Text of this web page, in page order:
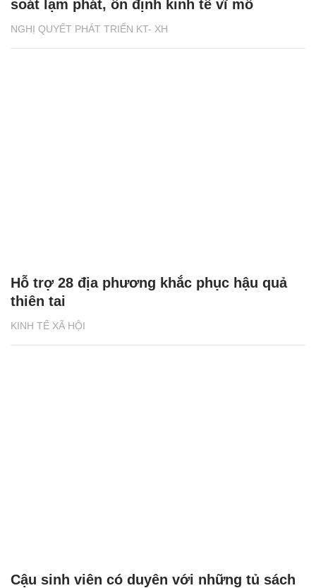
NGHỊ QUYẾT PHÁT TRIỂN KT- XH
soát lạm phát, ổn định kinh tế vĩ mô
KINH TẾ XÃ HỘI
Hỗ trợ 28 địa phương khắc phục hậu quả
thiên tai
Cậu sinh viên có duyên với những tủ sách